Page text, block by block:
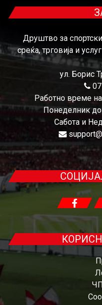
Друштво за
среќа, трговија и
ул. Борис
Работно време
Понеделник
Сабота и